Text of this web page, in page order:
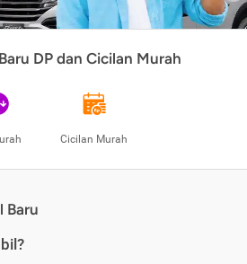
DP dan Cicilan Murah
Cicilan Murah
Baru